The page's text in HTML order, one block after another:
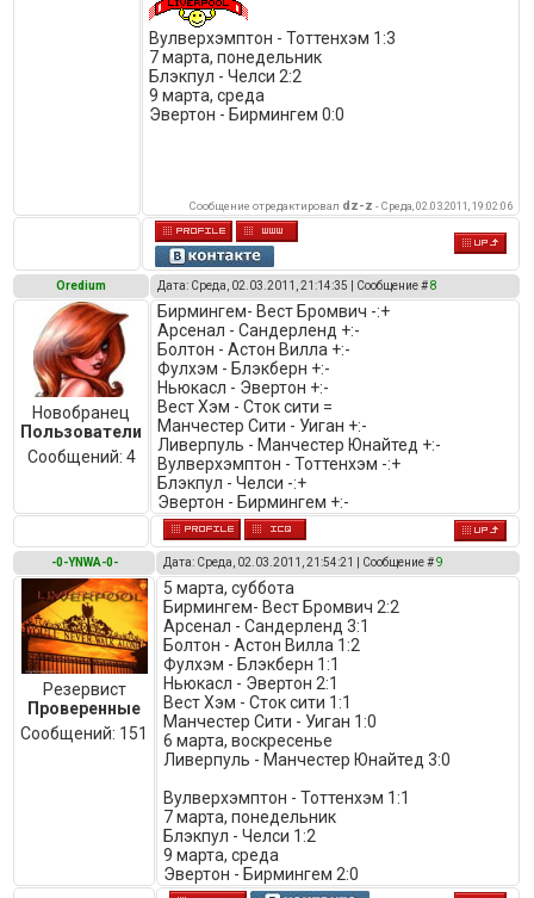
Вулверхэмптон - Тоттенхэм 1:3
7 марта, понедельник
Блэкпул - Челси 2:2
9 марта, среда
Эвертон - Бирмингем 0:0
Сообщение отредактировал dz-z -Среда, 02.03.2011, 19:02:06
Oredium Дата: Среда, 02.03.2011, 21:14:35 | Сообщение #8
Новобранец
Пользователи
Сообщений: 4
Бирмингем- Вест Бромвич -:+
Арсенал - Сандерленд +:-
Болтон - Астон Вилла +:-
Фулхэм - Блэкберн +:-
Ньюкасл - Эвертон +:-
Вест Хэм - Сток сити =
Манчестер Сити - Уиган +:-
Ливерпуль - Манчестер Юнайтед +:-
Вулверхэмптон - Тоттенхэм -:+
Блэкпул - Челси -:+
Эвертон - Бирмингем +:-
-0-YNWA-0- Дата: Среда, 02.03.2011, 21:54:21 | Сообщение #9
Резервист
Проверенные
Сообщений: 151
5 марта, суббота
Бирмингем- Вест Бромвич 2:2
Арсенал - Сандерленд 3:1
Болтон - Астон Вилла 1:2
Фулхэм - Блэкберн 1:1
Ньюкасл - Эвертон 2:1
Вест Хэм - Сток сити 1:1
Манчестер Сити - Уиган 1:0
6 марта, воскресенье
Ливерпуль - Манчестер Юнайтед 3:0
Вулверхэмптон - Тоттенхэм 1:1
7 марта, понедельник
Блэкпул - Челси 1:2
9 марта, среда
Эвертон - Бирмингем 2:0